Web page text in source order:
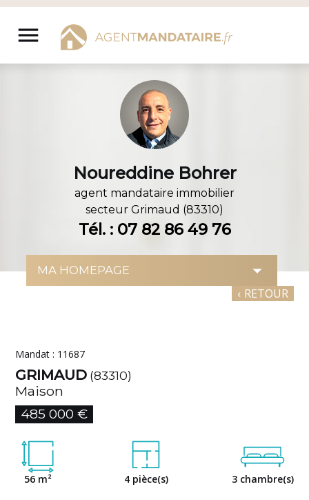
Aller
contenu
menu
Noureddine Bohrer
agent mandataire immobilier
secteur Grimaud (83310)
Tél. : 07 82 86 49 76
‹ RETOUR
Mandat : 11687
GRIMAUD (83310)
Maison
485 000 €
56 m² 4 pièce(s) 3 chambre(s)